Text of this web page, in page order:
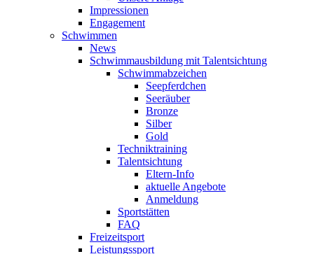
Impressionen
Engagement
Schwimmen
News
Schwimmausbildung mit Talentsichtung
Schwimmabzeichen
Seepferdchen
Seeräuber
Bronze
Silber
Gold
Techniktraining
Talentsichtung
Eltern-Info
aktuelle Angebote
Anmeldung
Sportstätten
FAQ
Freizeitsport
Leistungssport